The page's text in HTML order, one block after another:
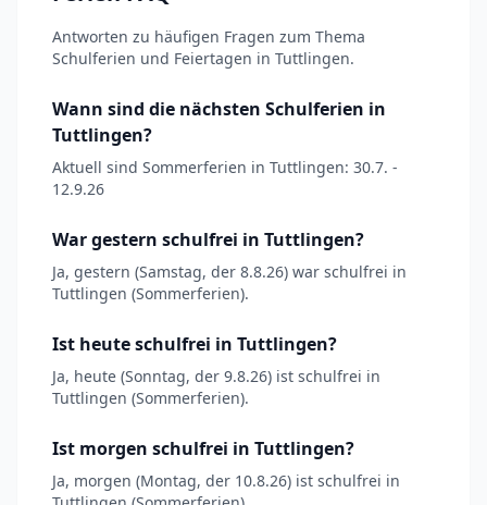
Antworten zu häufigen Fragen zum Thema
Schulferien und Feiertagen in Tuttlingen.
Wann sind die nächsten Schulferien in
Tuttlingen?
Aktuell sind Sommerferien in Tuttlingen: 30.7. -
12.9.26
War gestern schulfrei in Tuttlingen?
Ja, gestern (Samstag, der 8.8.26) war schulfrei in
Tuttlingen (Sommerferien).
Ist heute schulfrei in Tuttlingen?
Ja, heute (Sonntag, der 9.8.26) ist schulfrei in
Tuttlingen (Sommerferien).
Ist morgen schulfrei in Tuttlingen?
Ja, morgen (Montag, der 10.8.26) ist schulfrei in